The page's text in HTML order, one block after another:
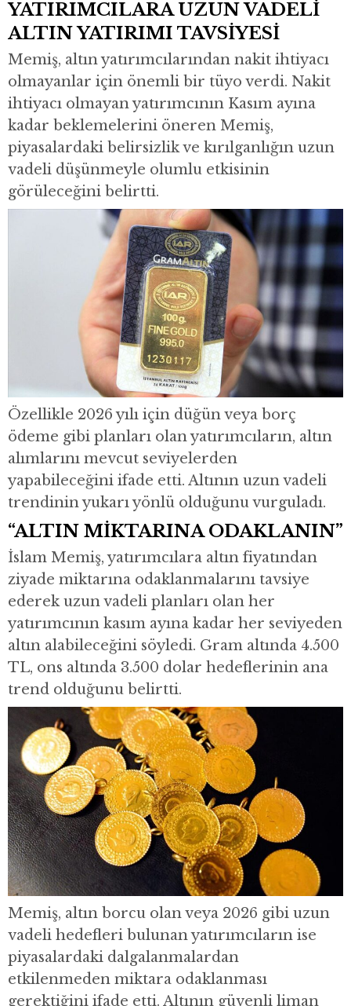
YATIRIMCILARA UZUN VADELİ
ALTIN YATIRIMI TAVSİYESİ
Memiş, altın yatırımcılarından nakit ihtiyacı
olmayanlar için önemli bir tüyo verdi. Nakit
ihtiyacı olmayan yatırımcının Kasım ayına
kadar beklemelerini öneren Memiş,
piyasalardaki belirsizlik ve kırılganlığın uzun
vadeli düşünmeyle olumlu etkisinin
görüleceğini belirtti.
Özellikle 2026 yılı için düğün veya borç
ödeme gibi planları olan yatırımcıların, altın
alımlarını mevcut seviyelerden
yapabileceğini ifade etti. Altının uzun vadeli
trendinin yukarı yönlü olduğunu vurguladı.
“ALTIN MİKTARINA ODAKLANIN”
İslam Memiş, yatırımcılara altın fiyatından
ziyade miktarına odaklanmalarını tavsiye
ederek uzun vadeli planları olan her
yatırımcının kasım ayına kadar her seviyeden
altın alabileceğini söyledi. Gram altında 4.500
TL, ons altında 3.500 dolar hedeflerinin ana
trend olduğunu belirtti.
Memiş, altın borcu olan veya 2026 gibi uzun
vadeli hedefleri bulunan yatırımcıların ise
piyasalardaki dalgalanmalardan
etkilenmeden miktara odaklanması
gerektiğini ifade etti. Altının güvenli liman